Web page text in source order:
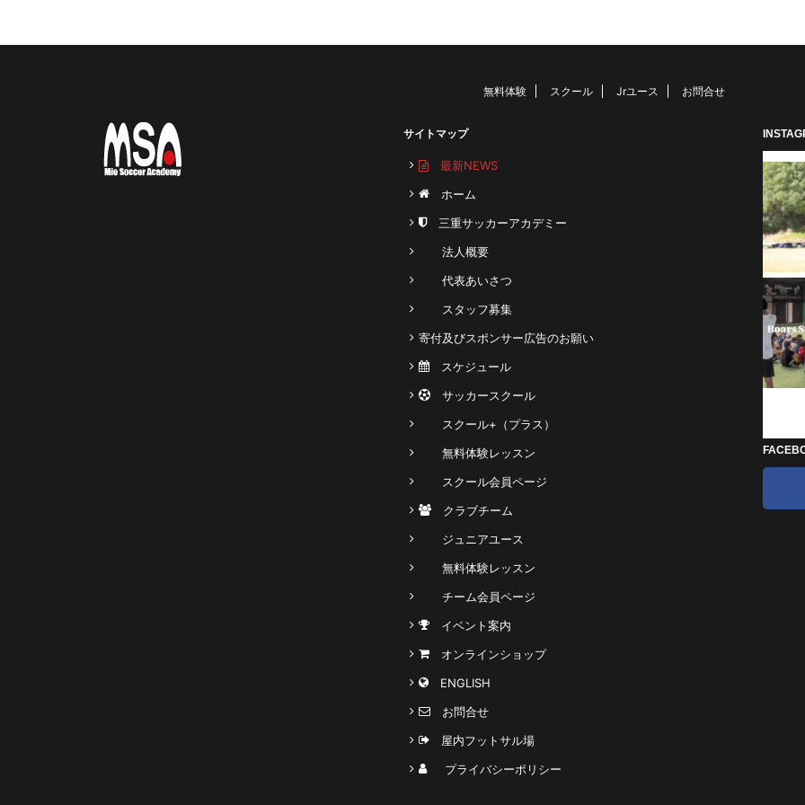
無料体験 スクール Jrユース お問合せ
サイトマップ
最新NEWS
ホーム
三重サッカーアカデミー
法人概要
代表あいさつ
スタッフ募集
寄付及びスポンサー広告のお願い
スケジュール
サッカースクール
スクール+（プラス）
無料体験レッスン
スクール会員ページ
クラブチーム
ジュニアユース
無料体験レッスン
チーム会員ページ
イベント案内
オンラインショップ
ENGLISH
お問合せ
屋内フットサル場
プライバシーポリシー